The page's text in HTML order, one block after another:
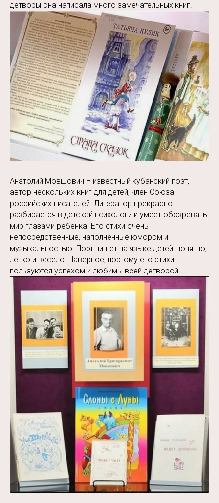
детворы она написала много замечательных книг.
Анатолий Мовшович – известный кубанский поэт,
автор нескольких книг для детей, член Союза
российских писателей. Литератор прекрасно
разбирается в детской психологи и умеет обозревать
мир глазами ребенка. Его стихи очень
непосредственные, наполненные юмором и
музыкальностью. Поэт пишет на языке детей: понятно,
легко и весело. Наверное, поэтому его стихи
пользуются успехом и любимы всей детворой.